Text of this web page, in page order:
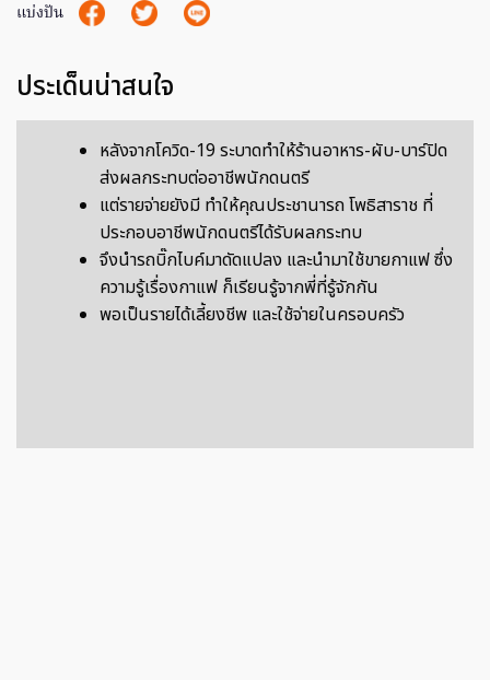
แบ่งปัน
ประเด็นน่าสนใจ
หลังจากโควิด-19 ระบาดทำให้ร้านอาหาร-ผับ-บาร์ปิด
ส่งผลกระทบต่ออาชีพนักดนตรี
แต่รายจ่ายยังมี ทำให้คุณประชานารถ โพธิสาราช ที่
ประกอบอาชีพนักดนตรีได้รับผลกระทบ
จึงนำรถบิ๊กไบค์มาดัดแปลง และนำมาใช้ขายกาแฟ ซึ่ง
ความรู้เรื่องกาแฟ ก็เรียนรู้จากพี่ที่รู้จักกัน
พอเป็นรายได้เลี้ยงชีพ และใช้จ่ายในครอบครัว